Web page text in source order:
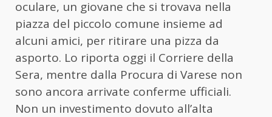
oculare, un giovane che si trovava nella
piazza del piccolo comune insieme ad
alcuni amici, per ritirare una pizza da
asporto. Lo riporta oggi il Corriere della
Sera, mentre dalla Procura di Varese non
sono ancora arrivate conferme ufficiali.
Non un investimento dovuto all’alta